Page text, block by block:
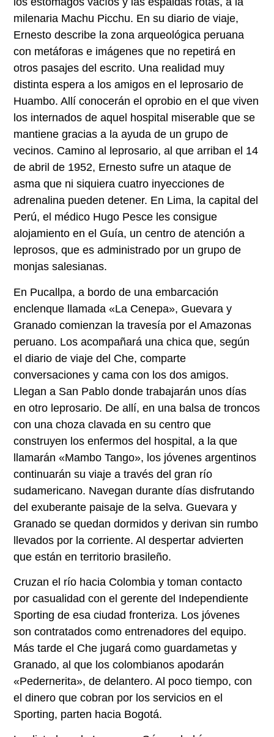
milenaria Machu Picchu. En su diario de viaje,
Ernesto describe la zona arqueológica peruana
con metáforas e imágenes que no repetirá en
otros pasajes del escrito. Una realidad muy
distinta espera a los amigos en el leprosario de
Huambo. Allí conocerán el oprobio en el que viven
los internados de aquel hospital miserable que se
mantiene gracias a la ayuda de un grupo de
vecinos. Camino al leprosario, al que arriban el 14
de abril de 1952, Ernesto sufre un ataque de
asma que ni siquiera cuatro inyecciones de
adrenalina pueden detener. En Lima, la capital del
Perú, el médico Hugo Pesce les consigue
alojamiento en el Guía, un centro de atención a
leprosos, que es administrado por un grupo de
monjas salesianas.
En Pucallpa, a bordo de una embarcación
enclenque llamada «La Cenepa», Guevara y
Granado comienzan la travesía por el Amazonas
peruano. Los acompañará una chica que, según
el diario de viaje del Che, comparte
conversaciones y cama con los dos amigos.
Llegan a San Pablo donde trabajarán unos días
en otro leprosario. De allí, en una balsa de troncos
con una choza clavada en su centro que
construyen los enfermos del hospital, a la que
llamarán «Mambo Tango», los jóvenes argentinos
continuarán su viaje a través del gran río
sudamericano. Navegan durante días disfrutando
del exuberante paisaje de la selva. Guevara y
Granado se quedan dormidos y derivan sin rumbo
llevados por la corriente. Al despertar advierten
que están en territorio brasileño.
Cruzan el río hacia Colombia y toman contacto
por casualidad con el gerente del Independiente
Sporting de esa ciudad fronteriza. Los jóvenes
son contratados como entrenadores del equipo.
Más tarde el Che jugará como guardametas y
Granado, al que los colombianos apodarán
«Pedernerita», de delantero. Al poco tiempo, con
el dinero que cobran por los servicios en el
Sporting, parten hacia Bogotá.